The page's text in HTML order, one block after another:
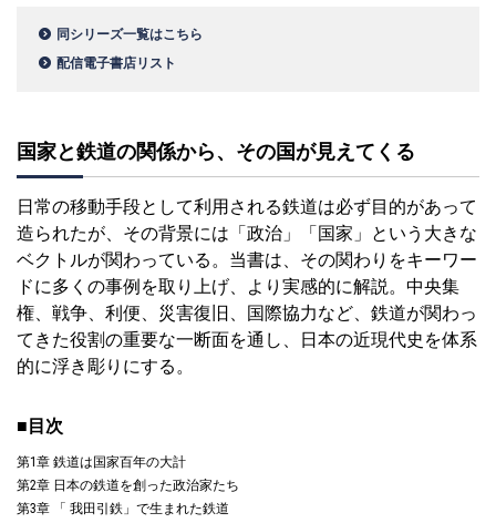
同シリーズ一覧はこちら
配信電子書店リスト
国家と鉄道の関係から、その国が見えてくる
日常の移動手段として利用される鉄道は必ず目的があって
造られたが、その背景には「政治」「国家」という大きな
ベクトルが関わっている。当書は、その関わりをキーワー
ドに多くの事例を取り上げ、より実感的に解説。中央集
権、戦争、利便、災害復旧、国際協力など、鉄道が関わっ
てきた役割の重要な一断面を通し、日本の近現代史を体系
的に浮き彫りにする。
■目次
第1章 鉄道は国家百年の大計
第2章 日本の鉄道を創った政治家たち
第3章 「 我田引鉄」で生まれた鉄道